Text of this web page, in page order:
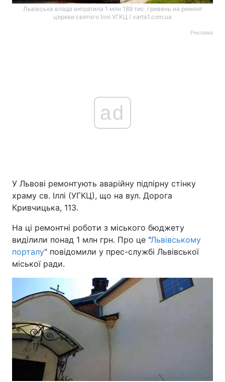
Львівська влада витратила 1 млн 189 тис. гривень на ремонт
церкви святого Іллі УГКЦ / varta1.com.ua
Реклама
ad
У Львові ремонтують аварійну підпірну стінку
храму св. Іллі (УГКЦ), що на вул. Дорога
Кривчицька, 113.
На ці ремонтні роботи з міського бюджету
виділили понад 1 млн грн. Про це "Львівському
порталу" повідомили у прес-службі Львівської
міської ради.